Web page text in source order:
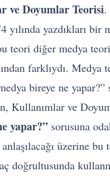
ve Doyumlar Teorisi.
yılında yazdıkları bir
teori diğer medya
farklıydı. Medya
bireye ne yapar?”
Kullanımlar ve
yapar?” sorusuna
üzerine
doğrultusunda